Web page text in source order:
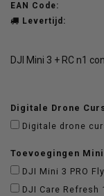
EAN Code:
Levertijd:
DJI Mini 3 + RC n1
Digitale Drone
Digitale drone
Toevoegingen Mini
DJI Mini 3 PRO
DJI Care Refresh